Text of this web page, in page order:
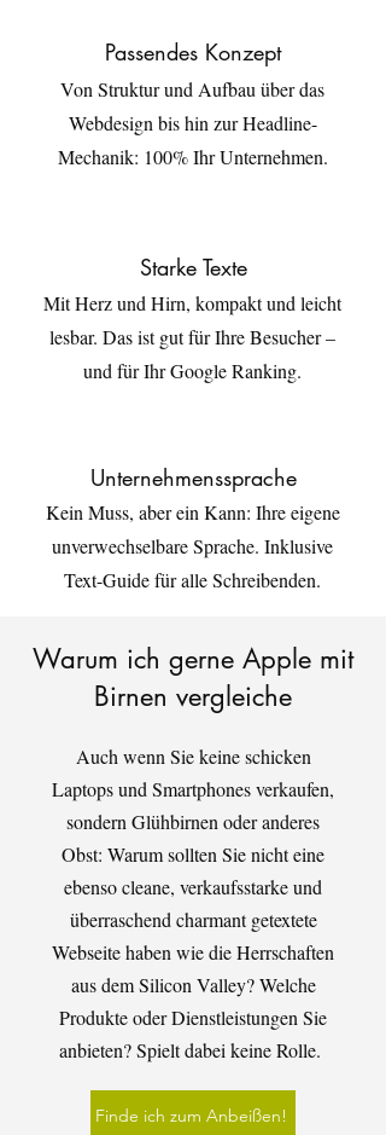
Passendes Konzept
Von Struktur und Aufbau über das
Webdesign bis hin zur Headline-
Mechanik: 100% Ihr Unternehmen.
Starke Texte
Mit Herz und Hirn, kompakt und leicht
lesbar. Das ist gut für Ihre Besucher –
und für Ihr Google Ranking.
Unternehmenssprache
Kein Muss, aber ein Kann: Ihre eigene
unverwechselbare Sprache. Inklusive
Text-Guide für alle Schreibenden.
Warum ich gerne Apple mit
Birnen vergleiche
Auch wenn Sie keine schicken
Laptops und Smartphones verkaufen,
sondern Glühbirnen oder anderes
Obst: Warum sollten Sie nicht eine
ebenso cleane, verkaufsstarke und
überraschend charmant getextete
Webseite haben wie die Herrschaften
aus dem Silicon Valley? Welche
Produkte oder Dienstleistungen Sie
anbieten? Spielt dabei keine Rolle.
Finde ich zum Anbeißen!